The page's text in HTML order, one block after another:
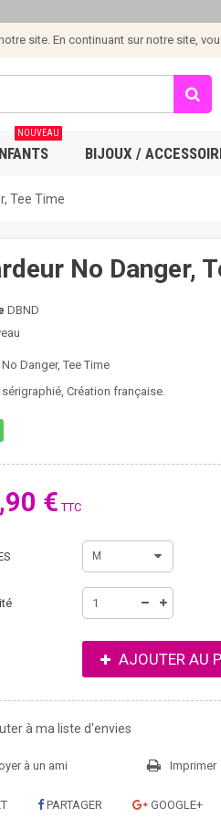
site. En continuant sur notre site,
NOUVEAU
BIJOUX /
Tee Time
No Danger,
DBND
Danger, Tee Time
Création française.
€ TTC
M
AJOUTER AU
à ma liste d'envies
à un ami Imprimer
PARTAGER GOOGLE+